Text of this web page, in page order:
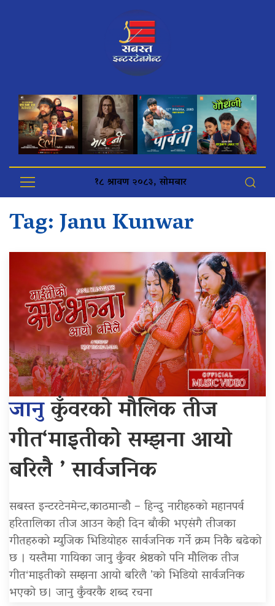
१८ श्रावण २०८३, सोमबार
Tag:Janu Kunwar
जानुकुँवरको मौलिक तीज
गीत‘माइतीको सम्झना आयो
बरिलै ’ सार्वजनिक
सबस्त इन्टरटेनमेन्ट,काठमान्डौ – हिन्दु नारीहरुको महानपर्व
हरितालिका तीज आउन केही दिन बाँकी भएसंगै तीजका
गीतहरुको म्युजिक भिडियोहरु सार्वजनिक गर्ने क्रम निकै बढेको
छ । यस्तैमा गायिका जानु कुँवर श्रेष्ठको पनि मौलिक तीज
गीत‘माइतीको सम्झना आयो बरिलै ’को भिडियो सार्वजनिक
भएको छ। जानु कुँवरकै शब्द रचना